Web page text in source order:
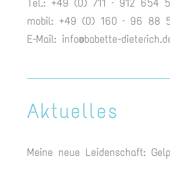
Tel.: +49 (0) 711 – 912 654
mobil: +49 (0) 160 – 96 88
E-Mail: info@babette-
Aktuelles
Meine neue Leidenschaft: